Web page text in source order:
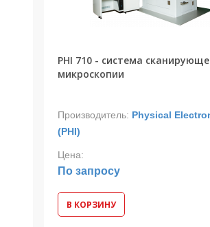
PHI 710 - система
микроскопии
Производитель: Physical
(PHI)
Цена:
По запросу
В КОРЗИНУ